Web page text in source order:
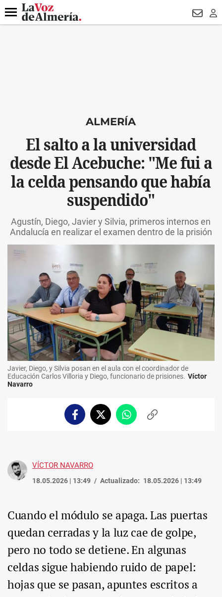
DESTACADO
Menú
ALMERÍA
El salto a la universidad
desde El Acebuche: "Me fui a
la celda pensando que había
suspendido"
Agustín, Diego, Javier y Silvia, primeros internos en
Andalucía en realizar el examen dentro de la prisión
Javier, Diego, y Silvia posan en el aula con el coordinador de
Educación Carlos Villoria y Diego, funcionario de prisiones. Víctor
Navarro
FacebookTwitterWhatsappCopiar
VÍCTOR NAVARRO
18.05.2026 | 13:49 Actualizado: 18.05.2026 | 13:49
Cuando el módulo se apaga. Las puertas
quedan cerradas y la luz cae de golpe,
pero no todo se detiene. En algunas
celdas sigue habiendo ruido de papel:
hojas que se pasan, apuntes escritos a